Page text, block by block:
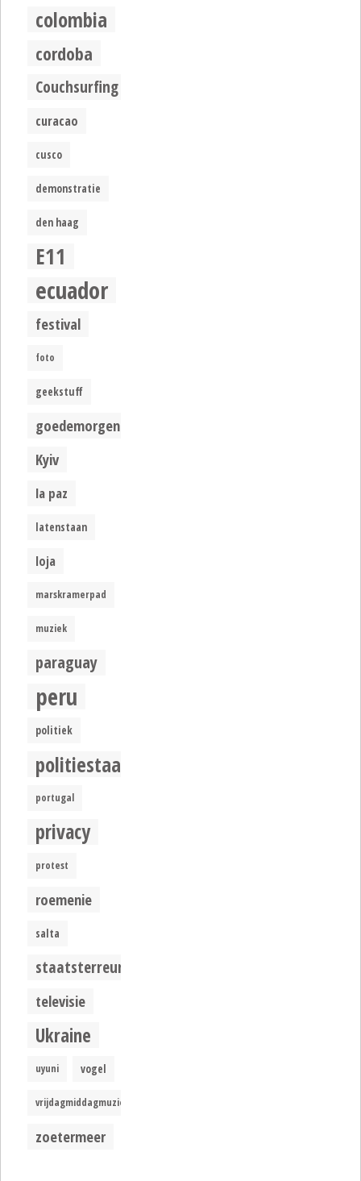
colombia
cordoba
Couchsurfing
curacao
cusco
demonstratie
den haag
E11
ecuador
festival
foto
geekstuff
goedemorgen
Kyiv
la paz
latenstaan
loja
marskramerpad
muziek
paraguay
peru
politiek
politiestaat
portugal
privacy
protest
roemenie
salta
staatsterreur
televisie
Ukraine
uyuni vogel
vrijdagmiddagmuziek
zoetermeer